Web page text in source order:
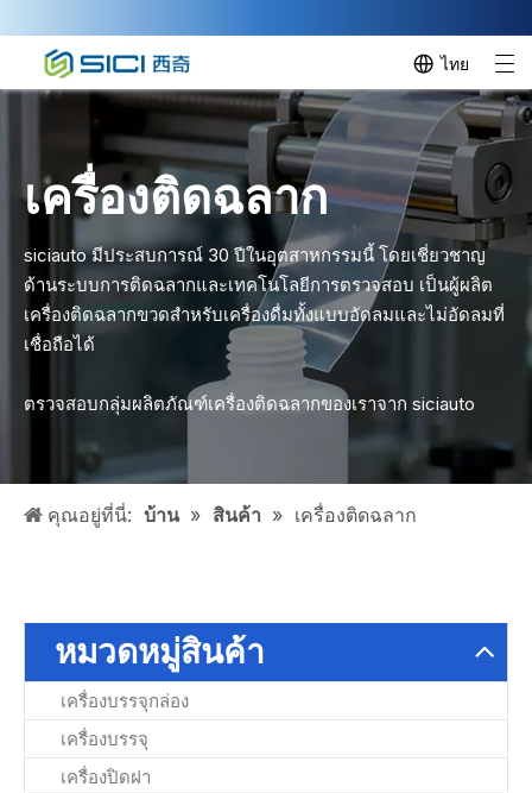
ไทย
เครื่องติดฉลาก
siciauto มีประสบการณ์ 30 ปีในอุตสาหกรรมนี้ โดยเชี่ยวชาญ
ด้านระบบการติดฉลากและเทคโนโลยีการตรวจสอบ เป็นผู้ผลิต
เครื่องติดฉลากขวดสำหรับเครื่องดื่มทั้งแบบอัดลมและไม่อัดลมที่
เชื่อถือได้
ตรวจสอบกลุ่มผลิตภัณฑ์เครื่องติดฉลากของเราจาก siciauto
คุณอยู่ที่นี่: บ้าน » สินค้า » เครื่องติดฉลาก
หมวดหมู่สินค้า
เครื่องบรรจุกล่อง
เครื่องบรรจุ
เครื่องปิดฝา